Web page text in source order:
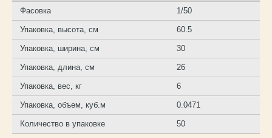
Фасовка 1/50
Упаковка, высота, см 60.5
Упаковка, ширина, см 30
Упаковка, длина, см 26
Упаковка, вес, кг 6
Упаковка, объем, куб.м 0.0471
Количество в упаковке 50